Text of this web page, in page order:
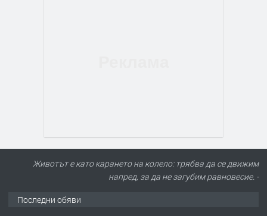
Животът е като карането на колело: трябва да се движим
напред, за да не загубим равновесие. -
Последни обяви